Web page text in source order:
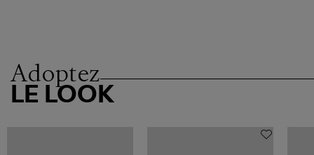
Adoptez
LE LOOK